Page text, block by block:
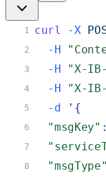
1 curl -X
2 -H
3 -H "X-IB-
4 -H "X-
5 -d ' {
6 "msgKey" :
7
8 "msgType"